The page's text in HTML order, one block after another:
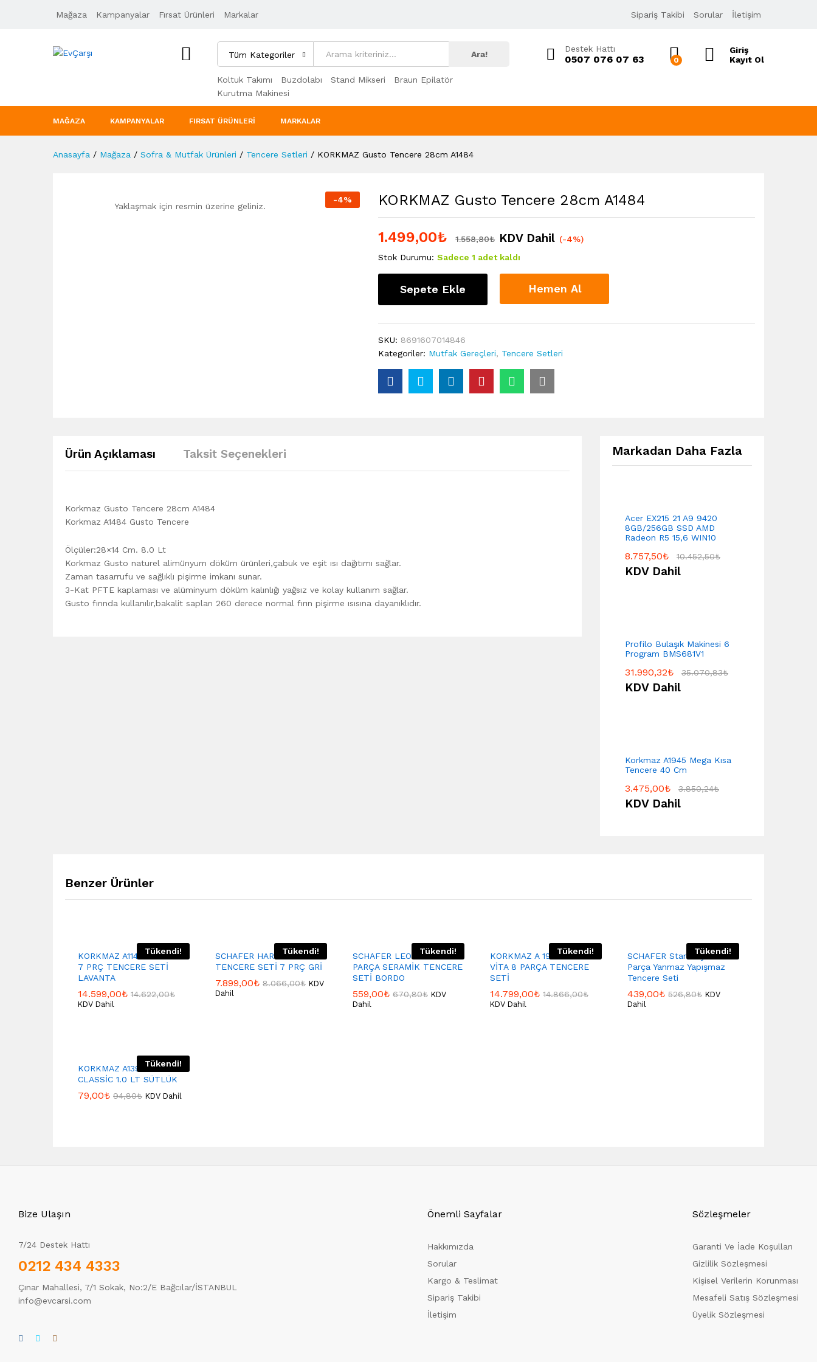
Mağaza Kampanyalar Fırsat Ürünleri Markalar Sipariş Takibi Sorular İletişim
Tüm Kategoriler Ara!
Koltuk Takımı Buzdolabı Stand Mikseri
Braun Epilatör
Kurutma Makinesi
Destek Hattı
0507 076 07 63 0
Giriş
Kayıt Ol
MAĞAZA KAMPANYALAR FIRSAT ÜRÜNLERI MARKALAR
Anasayfa / Mağaza / Sofra & Mutfak Ürünleri / Tencere Setleri / KORKMAZ Gusto Tencere 28cm A1484
-4%
Yaklaşmak için resmin üzerine geliniz. KORKMAZ Gusto Tencere 28cm A1484
1.499,00₺ 1.558,80₺ KDV Dahil (-4%)
Stok Durumu: Sadece 1 adet kaldı
Sepete Ekle Hemen Al
SKU: 8691607014846
Kategoriler: Mutfak Gereçleri, Tencere Setleri
Ürün Açıklaması Taksit Seçenekleri
Korkmaz Gusto Tencere 28cm A1484
Korkmaz A1484 Gusto Tencere
Ölçüler:28×14 Cm. 8.0 Lt
Korkmaz Gusto naturel alimünyum döküm ürünleri,çabuk ve eşit ısı dağıtımı sağlar.
Zaman tasarrufu ve sağlıklı pişirme imkanı sunar.
3-Kat PFTE kaplaması ve alüminyum döküm kalınlığı yağsız ve kolay kullanım sağlar.
Gusto fırında kullanılır,bakalit sapları 260 derece normal fırın pişirme ısısına dayanıklıdır.
Markadan Daha Fazla
Acer EX215 21 A9 9420
8GB/256GB SSD AMD
Radeon R5 15,6 WIN10
8.757,50₺ 10.452,50₺
KDV Dahil
Profilo Bulaşık Makinesi 6
Program BMS681V1
31.990,32₺ 35.070,83₺
KDV Dahil
Korkmaz A1945 Mega Kısa
Tencere 40 Cm
3.475,00₺ 3.850,24₺
KDV Dahil
Benzer Ürünler
Tükendi!
KORKMAZ A1141 LİNA PLUS
7 PRÇ TENCERE SETİ
LAVANTA
14.599,00₺ 14.622,00₺
KDV Dahil
Tükendi!
SCHAFER HARMONİE Y.Y
TENCERE SETİ 7 PRÇ GRİ
7.899,00₺ 8.066,00₺ KDV
Dahil
Tükendi!
SCHAFER LEONARD 7
PARÇA SERAMİK TENCERE
SETİ BORDO
559,00₺ 670,80₺ KDV
Dahil
Tükendi!
KORKMAZ A 1937 ROSA
VİTA 8 PARÇA TENCERE
SETİ
14.799,00₺ 14.866,00₺
KDV Dahil
Tükendi!
SCHAFER Stark Siyah 7
Parça Yanmaz Yapışmaz
Tencere Seti
439,00₺ 526,80₺ KDV
Dahil
Tükendi!
KORKMAZ A139 KORKMAZ
CLASSİC 1.0 LT SÜTLÜK
79,00₺ 94,80₺ KDV Dahil
Bize Ulaşın
7/24 Destek Hattı
0212 434 4333
Çınar Mahallesi, 7/1 Sokak, No:2/E Bağcılar/İSTANBUL
info@evcarsi.com
Önemli Sayfalar
Hakkımızda
Sorular
Kargo & Teslimat
Sipariş Takibi
İletişim
Sözleşmeler
Garanti Ve İade Koşulları
Gizlilik Sözleşmesi
Kişisel Verilerin Korunması
Mesafeli Satış Sözleşmesi
Üyelik Sözleşmesi
Ürün Açıklaması Taksit Seçenekleri ₺ Sepete Ekle